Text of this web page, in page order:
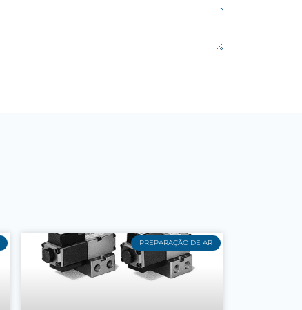
PREPARAÇÃO DE AR